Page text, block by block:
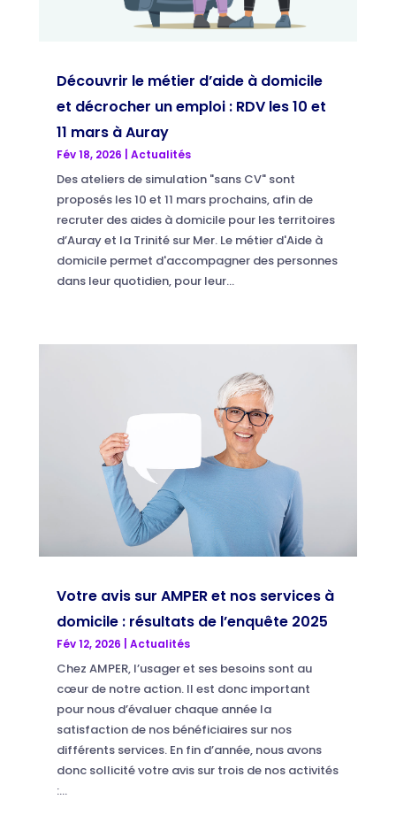
Découvrir le métier d’aide à domicile
et décrocher un emploi : RDV les 10 et
11 mars à Auray
Fév 18, 2026 Actualités
Des ateliers de simulation "sans CV" sont
proposés les 10 et 11 mars prochains, afin de
recruter des aides à domicile pour les territoires
d’Auray et la Trinité sur Mer. Le métier d'Aide à
domicile permet d'accompagner des personnes
dans leur quotidien, pour leur...
Votre avis sur AMPER et nos services à
domicile : résultats de l’enquête 2025
Fév 12, 2026 Actualités
Chez AMPER, l’usager et ses besoins sont au
cœur de notre action. Il est donc important
pour nous d’évaluer chaque année la
satisfaction de nos bénéficiaires sur nos
différents services. En fin d’année, nous avons
donc sollicité votre avis sur trois de nos activités
:...